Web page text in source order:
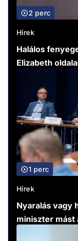
2 perc
Hírek
Halálos
Elizabeth
1 perc
Hírek
Nyaralás vagy
miniszter mást